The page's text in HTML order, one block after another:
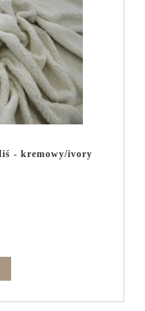
- kremowy/ivory